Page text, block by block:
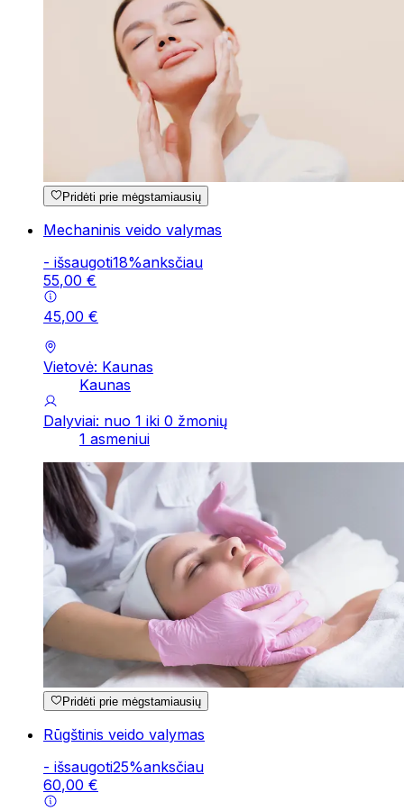
Pridėti prie mėgstamiausių
Mechaninis veido valymas
- išsaugoti18%anksčiau
55,00 €
45,00 €
Vietovė: Kaunas
Kaunas
Dalyviai: nuo 1 iki 0 žmonių
1 asmeniui
Pridėti prie mėgstamiausių
Rūgštinis veido valymas
- išsaugoti25%anksčiau
60,00 €